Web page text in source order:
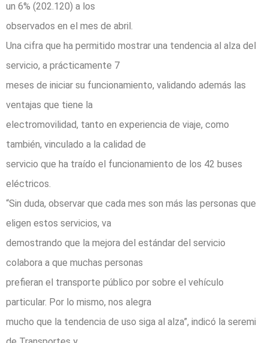
un 6% (202.120) a los
observados en el mes de abril.
Una cifra que ha permitido mostrar una tendencia al alza del
servicio, a prácticamente 7
meses de iniciar su funcionamiento, validando además las
ventajas que tiene la
electromovilidad, tanto en experiencia de viaje, como
también, vinculado a la calidad de
servicio que ha traído el funcionamiento de los 42 buses
eléctricos.
“Sin duda, observar que cada mes son más las personas que
eligen estos servicios, va
demostrando que la mejora del estándar del servicio
colabora a que muchas personas
prefieran el transporte público por sobre el vehículo
particular. Por lo mismo, nos alegra
mucho que la tendencia de uso siga al alza”, indicó la seremi